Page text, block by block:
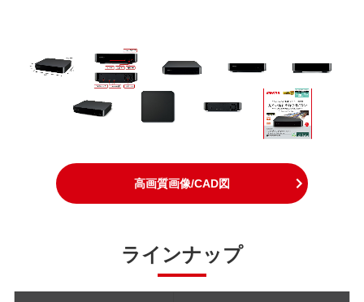
高画質画像/CAD図
ラインナップ